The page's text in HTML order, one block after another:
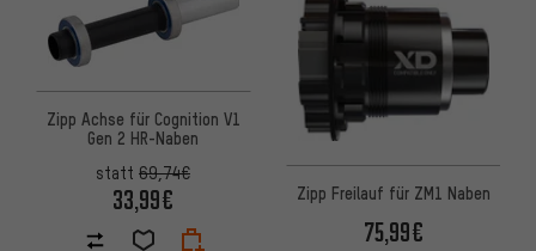
Zipp Achse für Cognition V1
Gen 2 HR-Naben
statt 69,74€
33,99€ Zipp Freilauf für ZM1 Naben
75,99€